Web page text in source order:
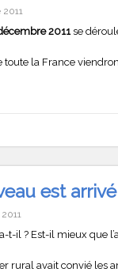
2011se
toute la France
est
t-il ? Est-il mieux que
rural avait convié les